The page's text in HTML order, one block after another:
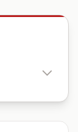
寶徠花園